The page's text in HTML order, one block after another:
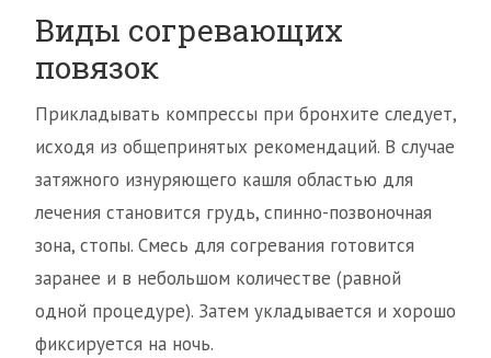
Виды согревающих
повязок
Прикладывать компрессы при бронхите следует,
исходя из общепринятых рекомендаций. В случае
затяжного изнуряющего кашля областью для
лечения становится грудь, спинно-позвоночная
зона, стопы. Смесь для согревания готовится
заранее и в небольшом количестве (равной
одной процедуре). Затем укладывается и хорошо
фиксируется на ночь.